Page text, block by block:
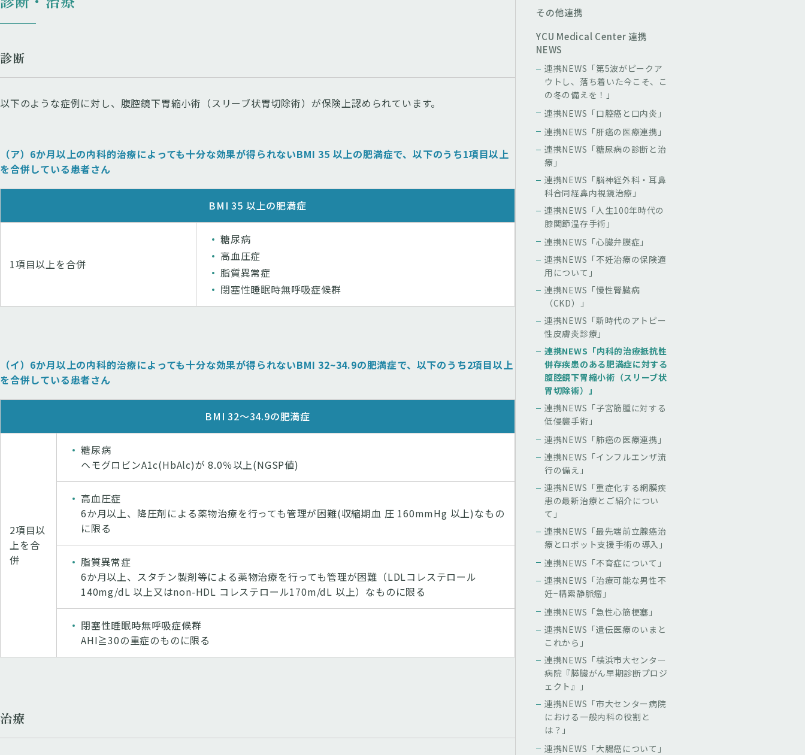
診断
以下のような症例に対し、腹腔鏡下胃縮小術（スリーブ状胃切除術）が保険上認められています。
（ア）6か月以上の内科的治療によっても十分な効果が得られないBMI 35 以上の肥満症で、以下のうち1項目以上
を合併している患者さん
BMI 35 以上の肥満症
1項目以上を合併
糖尿病
高血圧症
脂質異常症
閉塞性睡眠時無呼吸症候群
（イ）6か月以上の内科的治療によっても十分な効果が得られないBMI 32~34.9の肥満症で、以下のうち2項目以上
を合併している患者さん
BMI 32～34.9の肥満症
2項目以
上を合
併
糖尿病
ヘモグロビンA1c(HbAlc)が 8.0％以上(NGSP値)
高血圧症
6か月以上、降圧剤による薬物治療を行っても管理が困難(収縮期血 圧 160mmHg 以上)なもの
に限る
脂質異常症
6か月以上、スタチン製剤等による薬物治療を行っても管理が困難（LDLコレステロール
140mg/dL 以上又はnon-HDL コレステロール170m/dL 以上）なものに限る
閉塞性睡眠時無呼吸症候群
AHI≧30の重症のものに限る
治療
その他連携
YCU Medical Center 連携
NEWS
連携NEWS「第5波がピークア
ウトし、落ち着いた今こそ、こ
の冬の備えを！」
連携NEWS「口腔癌と口内炎」
連携NEWS「肝癌の医療連携」
連携NEWS「糖尿病の診断と治
療」
連携NEWS「脳神経外科・耳鼻
科合同経鼻内視鏡治療」
連携NEWS「人生100年時代の
膝関節温存手術」
連携NEWS「心臓弁膜症」
連携NEWS「不妊治療の保険適
用について」
連携NEWS「慢性腎臓病
（CKD）」
連携NEWS「新時代のアトピー
性皮膚炎診療」
連携NEWS「内科的治療抵抗性
併存疾患のある肥満症に対する
腹腔鏡下胃縮小術（スリーブ状
胃切除術）」
連携NEWS「子宮筋腫に対する
低侵襲手術」
連携NEWS「肺癌の医療連携」
連携NEWS「インフルエンザ流
行の備え」
連携NEWS「重症化する網膜疾
患の最新治療とご紹介につい
て」
連携NEWS「最先端前立腺癌治
療とロボット支援手術の導入」
連携NEWS「不育症について」
連携NEWS「治療可能な男性不
妊−精索静脈瘤」
連携NEWS「急性心筋梗塞」
連携NEWS「遺伝医療のいまと
これから」
連携NEWS「横浜市大センター
病院『膵臓がん早期診断プロジ
ェクト』」
連携NEWS「市大センター病院
における一般内科の役割と
は？」
連携NEWS「大腸癌について」